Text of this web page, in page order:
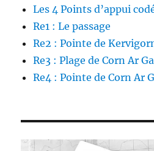
Les 4 Points d’appui
Re1 : Le passage
Re2 : Pointe de
Re3 : Plage de Corn Ar
Re4 : Pointe de Corn Ar